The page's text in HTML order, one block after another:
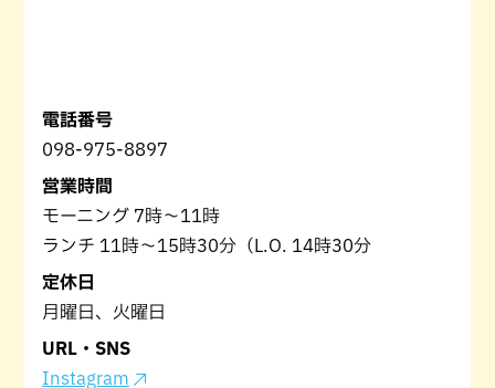
電話番号
098-975-8897
営業時間
モーニング 7時～11時
ランチ 11時～15時30分（L.O. 14時30分
定休日
月曜日、火曜日
URL・SNS
Instagram